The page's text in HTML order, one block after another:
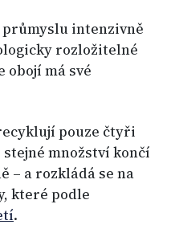
intenzivně
rozložitelné
má své
pouze čtyři
množství končí
– a rozkládá se na
které podle
.